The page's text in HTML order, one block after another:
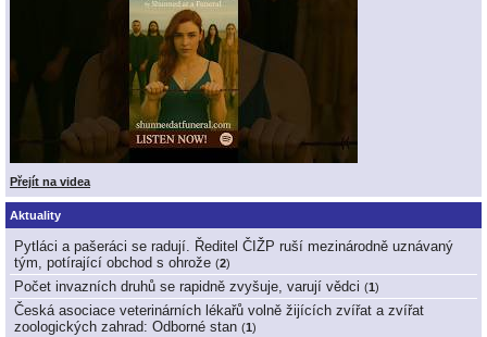
Přejít na videa
Aktuality
Pytláci a pašeráci se radují. Ředitel ČIŽP ruší mezinárodně uznávaný
tým, potírající obchod s ohrože (2)
Počet invazních druhů se rapidně zvyšuje, varují vědci (1)
Česká asociace veterinárních lékařů volně žijících zvířat a zvířat
zoologických zahrad: Odborné stan (1)